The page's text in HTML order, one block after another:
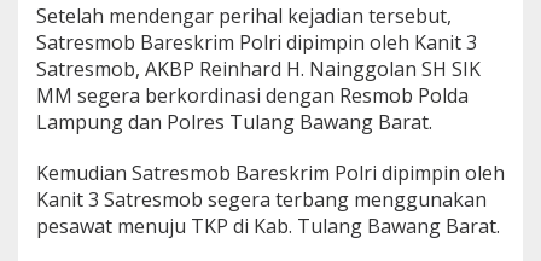
Setelah mendengar perihal kejadian tersebut,
Satresmob Bareskrim Polri dipimpin oleh Kanit 3
Satresmob, AKBP Reinhard H. Nainggolan SH SIK
MM segera berkordinasi dengan Resmob Polda
Lampung dan Polres Tulang Bawang Barat.
Kemudian Satresmob Bareskrim Polri dipimpin oleh
Kanit 3 Satresmob segera terbang menggunakan
pesawat menuju TKP di Kab. Tulang Bawang Barat.